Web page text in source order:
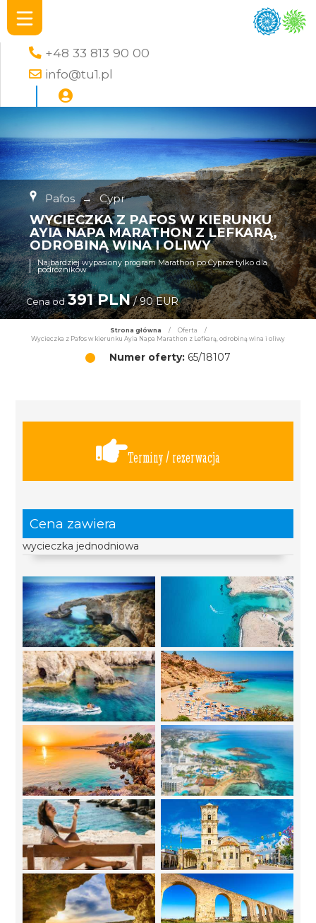
+48 33 813 90 00
info@tu1.pl
Pafos → Cypr
WYCIECZKA Z PAFOS W KIERUNKU
AYIA NAPA MARATHON Z LEFKARĄ,
ODROBINĄ WINA I OLIWY
Najbardziej wypasiony program Marathon po Cyprze tylko dla
podróżników
Cena od 391 PLN/ 90 EUR
Strona główna / Oferta
/
Wycieczka z Pafos w kierunku Ayia Napa Marathon z Lefkarą, odrobiną wina i oliwy
Numer oferty: 65/18107
Terminy / rezerwacja
Cena zawiera
wycieczka jednodniowa